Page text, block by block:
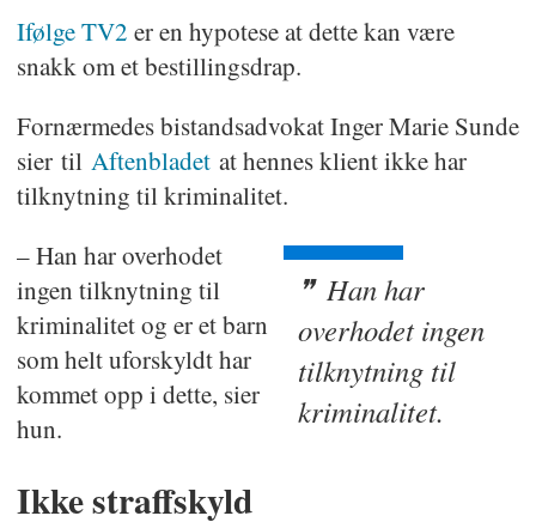
Ifølge TV2 er en hypotese at dette kan være
snakk om et bestillingsdrap.
Fornærmedes bistandsadvokat Inger Marie Sunde
sier til Aftenbladetat hennes klient ikke har
tilknytning til kriminalitet.
Han har
overhodet ingen
tilknytning til
kriminalitet.
– Han har overhodet
ingen tilknytning til
kriminalitet og er et barn
som helt uforskyldt har
kommet opp i dette, sier
hun.
Ikke straffskyld